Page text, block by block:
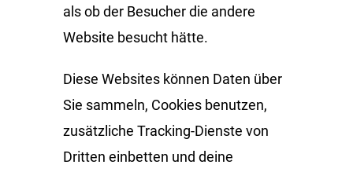
als ob der Besucher die andere
Website besucht hätte.
Diese Websites können Daten über
Sie sammeln, Cookies benutzen,
zusätzliche Tracking-Dienste von
Dritten einbetten und deine